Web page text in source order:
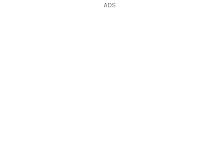
ADS